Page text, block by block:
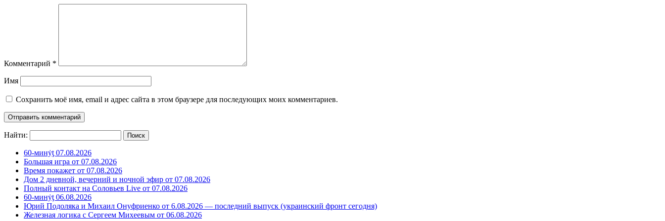
Комментарий *
Имя
Сохранить моё имя, email и адрес сайта в этом браузере для последующих моих комментариев.
Найти:
60-минẏƫ 07.08.2026
Большая игра от 07.08.2026
Время покажет от 07.08.2026
Дом 2 дневной, вечерний и ночной эфир от 07.08.2026
Полный контакт на Соловьев Live от 07.08.2026
60-минẏƫ 06.08.2026
Юрий Подоляка и Михаил Онуфриенко от 6.08.2026 — последний выпуск (украинский фронт сегодня)
Железная логика с Сергеем Михеевым от 06.08.2026